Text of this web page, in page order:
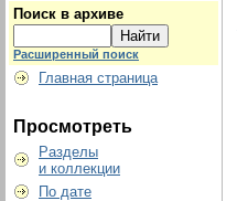
Поиск в архиве
Расширенный поиск
Главная страница
Просмотреть
Разделы
и коллекции
По дате